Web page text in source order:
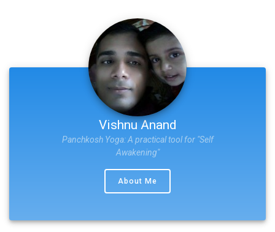
Vishnu Anand
Panchkosh Yoga: A practical tool for "Self
Awakening"
About Me